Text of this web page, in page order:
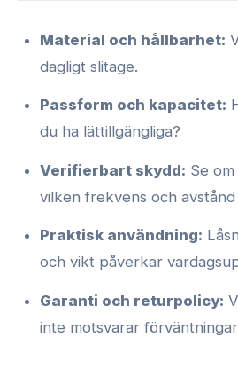
Material och hållbarhet:
dagligt slitage.
Passform och kapacitet:
du ha lättillgängliga?
Verifierbart skydd: Se
vilken frekvens och
Praktisk användning:
och vikt påverkar
Garanti och returpolicy:
inte motsvarar